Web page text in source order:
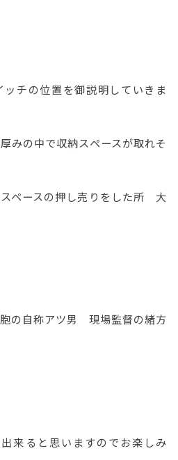
チの位置を御説明していきま
みの中で収納スペースが取れそ
ペースの押し売りをした所 大
の自称アツ男 現場監督の緒方
来ると思いますのでお楽しみ